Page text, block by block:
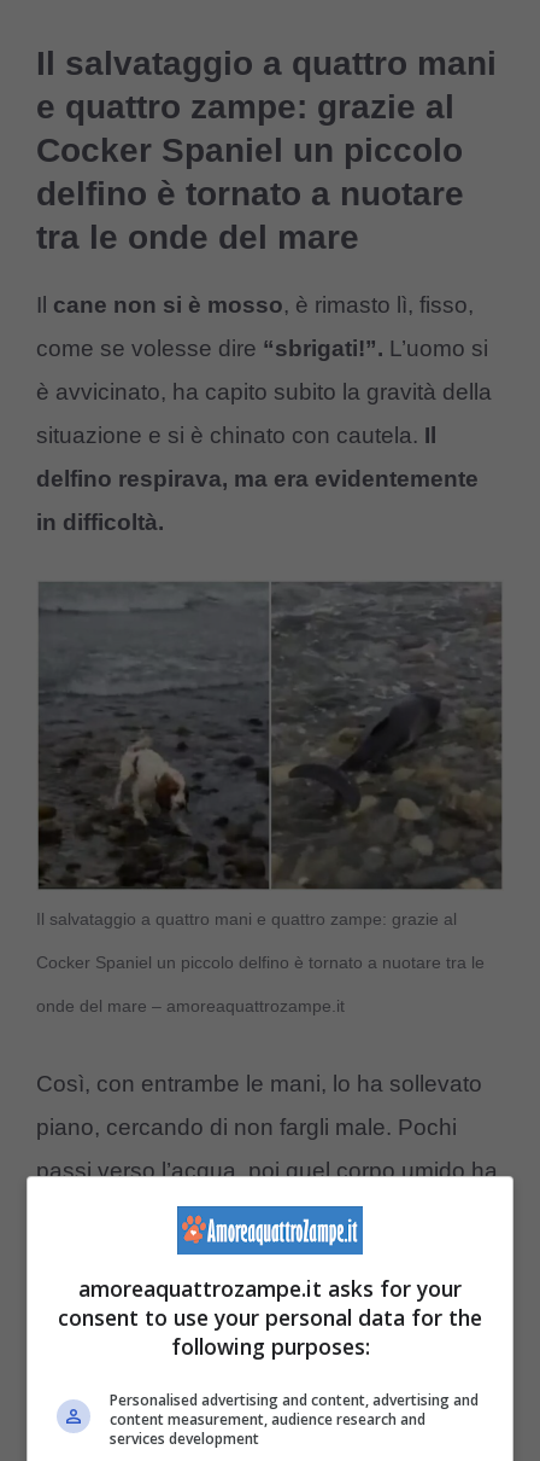
Il salvataggio a quattro mani
e quattro zampe: grazie al
Cocker Spaniel un piccolo
delfino è tornato a nuotare
tra le onde del mare
Il cane non si è mosso, è rimasto lì, fisso,
come se volesse dire “sbrigati!”. L’uomo si
è avvicinato, ha capito subito la gravità della
situazione e si è chinato con cautela. Il
delfino respirava, ma era evidentemente
in difficoltà.
Il salvataggio a quattro mani e quattro zampe: grazie al
Cocker Spaniel un piccolo delfino è tornato a nuotare tra le
onde del mare – amoreaquattrozampe.it
Così, con entrambe le mani, lo ha sollevato
piano, cercando di non fargli male. Pochi
passi verso l’acqua, poi quel corpo umido ha
toccato di nuovo il mare.E dopo un attimo
di esitazione, il cucciolo di delfino si è
allontanato, nuotando verso il largo.
d’occhio.Come se volesse assicurarsi che
amoreaquattrozampe.it asks for your
consent to use your personal data for the
following purposes:
Personalised advertising and content, advertising and
content measurement, audience research and
services development